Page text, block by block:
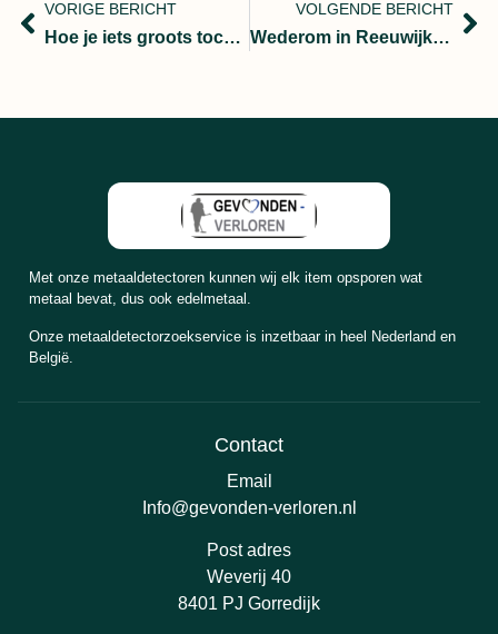
VORIGE BERICHT
Hoe je iets groots toch niet kan vinden, wij maken het onzichtbare zichtbaar!
VOLGENDE BERICHT
Wederom in Reeuwijk voor een verloren trouwring
Met onze metaaldetectoren kunnen wij elk item opsporen wat
metaal bevat, dus ook edelmetaal.
Onze metaaldetectorzoekservice is inzetbaar in heel Nederland en
België.
Contact
Email
Info@gevonden-verloren.nl
Post adres
Weverij 40
8401 PJ Gorredijk